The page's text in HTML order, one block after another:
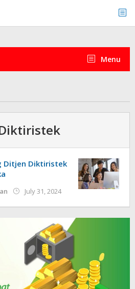
Menu
Ditjen Diktiristek
July 31, 2024by